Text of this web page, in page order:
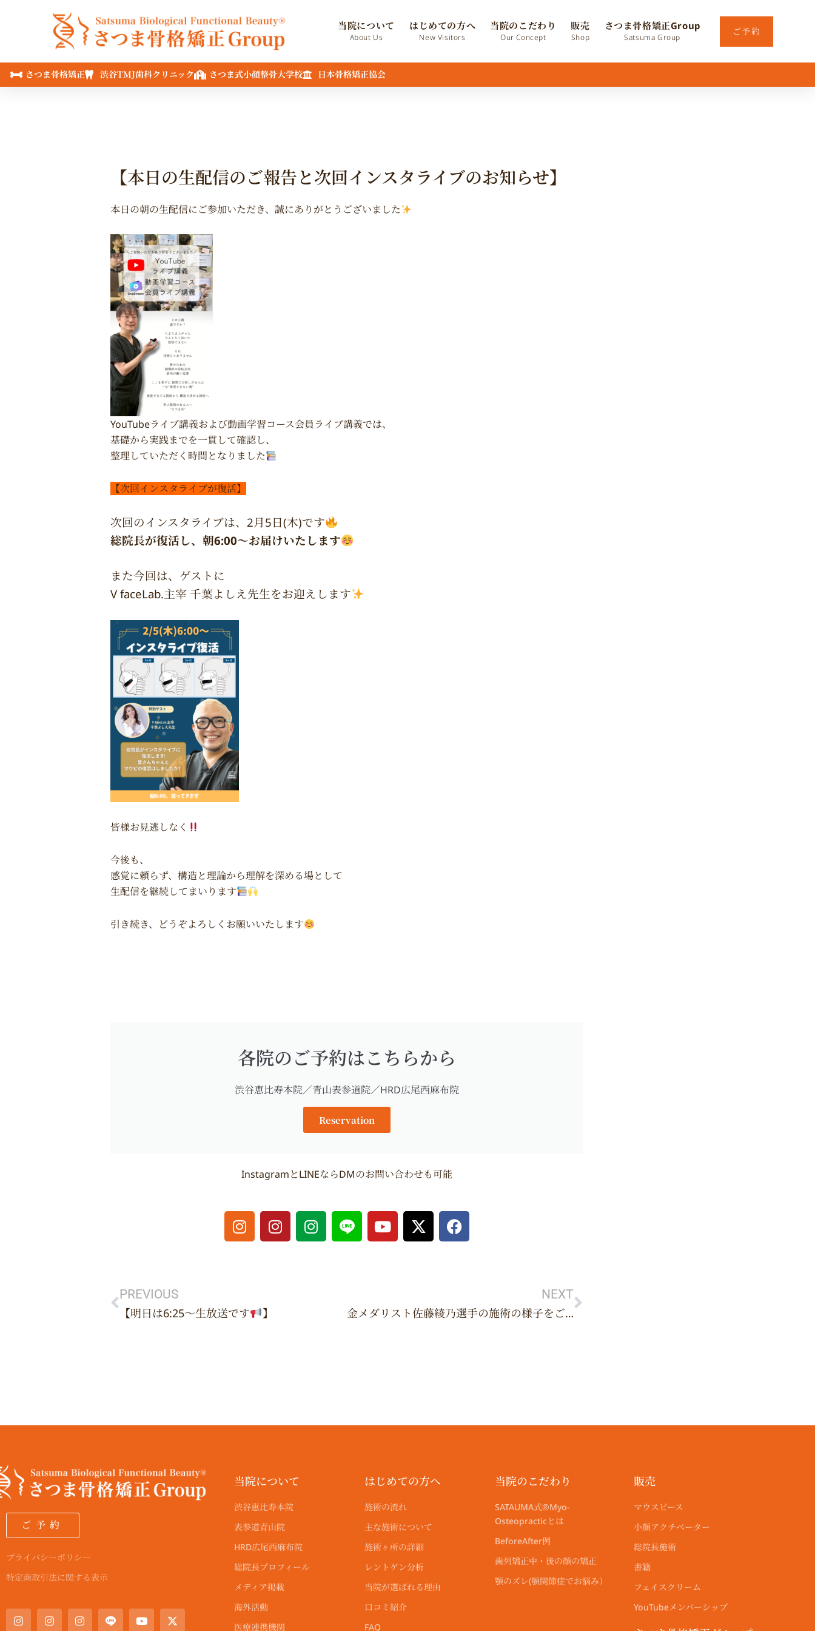
ッ
当院について
About Us
はじめての方へ
New Visitors
当院のこだわり
Our Concept
販売
Shop
さつま骨格矯正Group
Satsuma Group
ご予約
さつま骨格矯正 渋谷TMJ歯科クリニック さつま式小顔整骨大学校 日本骨格矯正協会
【本日の生配信のご報告と次回インスタライブのお知らせ】
本日の朝の生配信にご参加いただき、誠にありがとうございました
YouTubeライブ講義および動画学習コース会員ライブ講義では、
基礎から実践までを一貫して確認し、
整理していただく時間となりました
【次回インスタライブが復活】
次回のインスタライブは、2月5日(木)です
総院長が復活し、朝6:00〜お届けいたします
また今回は、ゲストに
V faceLab.主宰 千葉よしえ先生をお迎えします
皆様お見逃しなく
今後も、
感覚に頼らず、構造と理論から理解を深める場として
生配信を継続してまいります
引き続き、どうぞよろしくお願いいたします
各院のご予約はこちらから
渋谷恵比寿本院／青山表参道院／HRD広尾西麻布院
Reservation
InstagramとLINEならDMのお問い合わせも可能
I
n
s
r
a
I
n
s
I
n
s
Y
o
u
e
X
-
t
t
e
F
a
c
o
k
PREVIOUS
【明日は6:25〜生放送です
】
NEXT
金メダリスト佐藤綾乃選手の施術の様子をご覧ください
ご予約
プライバシーポリシー
特定商取引法に関する表示
n
s
n
s
n
s
o
u
-
t
a
c
n
v
当院について
渋谷恵比寿本院
表参道青山院
HRD広尾西麻布院
総院長プロフィール
メディア掲載
海外活動
医療連携機関
はじめての方へ
施術の流れ
主な施術について
施術ヶ所の詳細
レントゲン分析
当院が選ばれる理由
口コミ紹介
FAQ
当院のこだわり
SATAUMA式®︎Myo-
Osteopracticとは
BeforeAfter例
歯列矯正中・後の顔の矯正
顎のズレ(顎関節症でお悩み）
販売
マウスピース
小顔アクチベーター
総院長施術
書籍
フェイスクリーム
YouTubeメンバーシップ